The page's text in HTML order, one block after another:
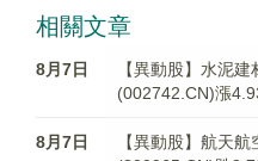
相關文章
8月7日
【異動股】水泥
(002742.CN)漲
8月7日
【異動股】航天